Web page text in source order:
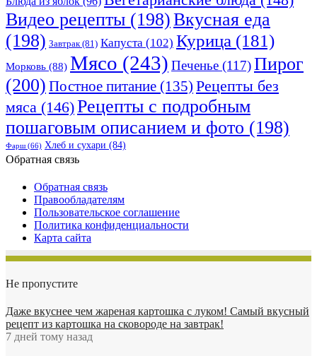
Видео рецепты (198)Вкусная еда
(198) Завтрак(81) Капуста (102) Курица (181)
Морковь (88) Мясо (243) Печенье (117)Пирог
(200) Постное питание (135) Рецепты без
мяса (146)Рецепты с подробным
пошаговым описанием и фото (198)
Фарш(66) Хлеб и сухари (84)
Обратная связь
Обратная связь
Правообладателям
Пользовательское соглашение
Политика конфиденциальности
Карта сайта
Не пропустите
Даже вкуснее чем жареная картошка с луком! Самый вкусный
рецепт из картошка на сковороде на завтрак!
7 дней тому назад